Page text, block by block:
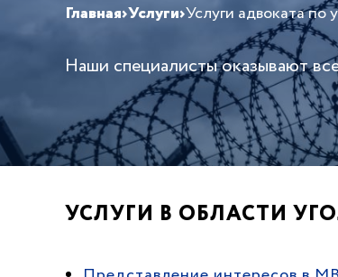
Главная›Услуги›Услуги адвоката по
Наши специалисты оказывают
УСЛУГИ В ОБЛАСТИ